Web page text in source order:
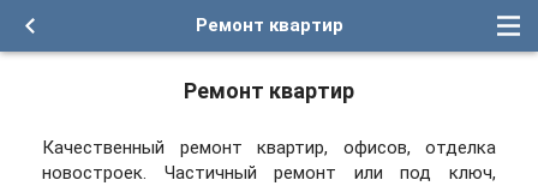
Ремонт квартир
Ремонт квартир
Качественный ремонт квартир, офисов, отделка
новостроек. Частичный ремонт или под ключ,